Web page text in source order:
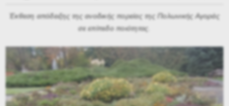
Έκθεση απόδειξης της ανοδικής πορείας της Πολωνικής Αγοράς
σε επίπεδο ποιότητας.